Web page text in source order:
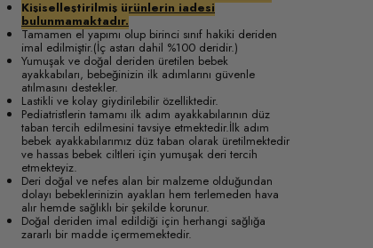
Kişiselleştirilmiş ürünlerin iadesi
bulunmamaktadır.
Tamamen el yapımı olup birinci sınıf hakiki deriden
imal edilmiştir.(İç astarı dahil %100 deridir.)
Yumuşak ve doğal deriden üretilen bebek
ayakkabıları, bebeğinizin ilk adımlarını güvenle
atılmasını destekler.
Lastikli ve kolay giydirilebilir özelliktedir.
Pediatristlerin tamamı ilk adım ayakkabılarının düz
taban tercih edilmesini tavsiye etmektedir.İlk adım
bebek ayakkabılarımız düz taban olarak üretilmektedir
ve hassas bebek ciltleri için yumuşak deri tercih
etmekteyiz.
Deri doğal ve nefes alan bir malzeme olduğundan
dolayı bebeklerinizin ayakları hem terlemeden hava
alır hemde sağlıklı bir şekilde korunur.
Doğal deriden imal edildiği için herhangi sağlığa
zararlı bir madde içermemektedir.